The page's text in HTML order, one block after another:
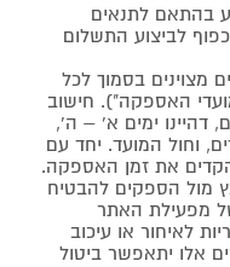
בהתאם לתנאים
לביצוע התשלום
מצוינים בסמוך לכל
האספקה"). חישוב
דהיינו ימים א' – ה',
וחול המועד. יחד עם
את זמן האספקה.
מול הספקים להבטיח
מפעילת האתר
לאיחור או עיכוב
אלו יתאפשר ביטול